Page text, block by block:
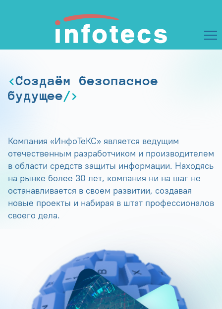
Создаём безопасное
будущее
Компания «ИнфоТеКС» является ведущим
отечественным разработчиком и производителем
в области средств защиты информации. Находясь
на рынке более 30 лет, компания ни на шаг не
останавливается в своем развитии, создавая
новые проекты и набирая в штат профессионалов
своего дела.